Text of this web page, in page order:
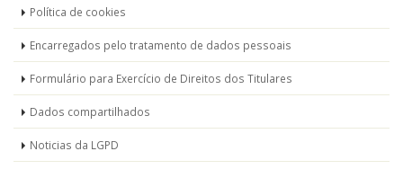
LGPD
Política de cookies
Encarregados pelo tratamento de dados pessoais
Formulário para Exercício de Direitos dos Titulares
Dados compartilhados
Noticias da LGPD